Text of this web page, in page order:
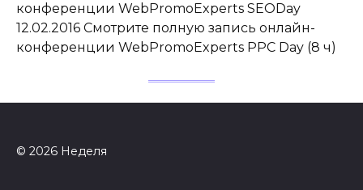
конференции WebPromoExperts SEODay
12.02.2016 Смотрите полную запись онлайн-
конференции WebPromoExperts PPC Day (8 ч)
© 2026 Неделя